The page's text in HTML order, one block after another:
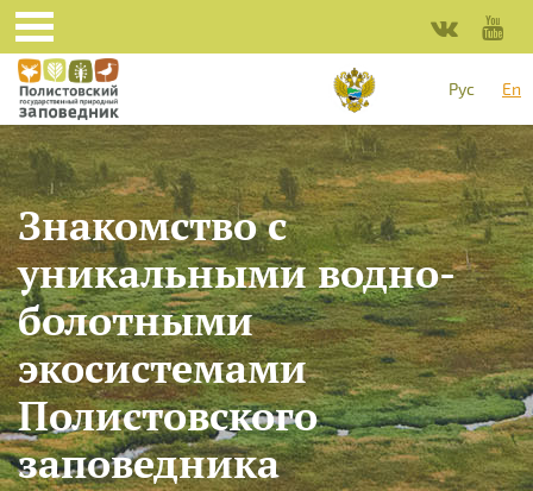
Skip to main content
Рус
En
Знакомство с
уникальными водно-
болотными
экосистемами
Полистовского
заповедника